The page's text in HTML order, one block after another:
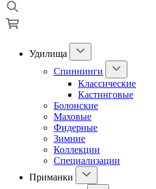
Удилища
Спиннинги
Классические
Кастинговые
Болонские
Маховые
Фидерные
Зимние
Коллекции
Специализации
Приманки